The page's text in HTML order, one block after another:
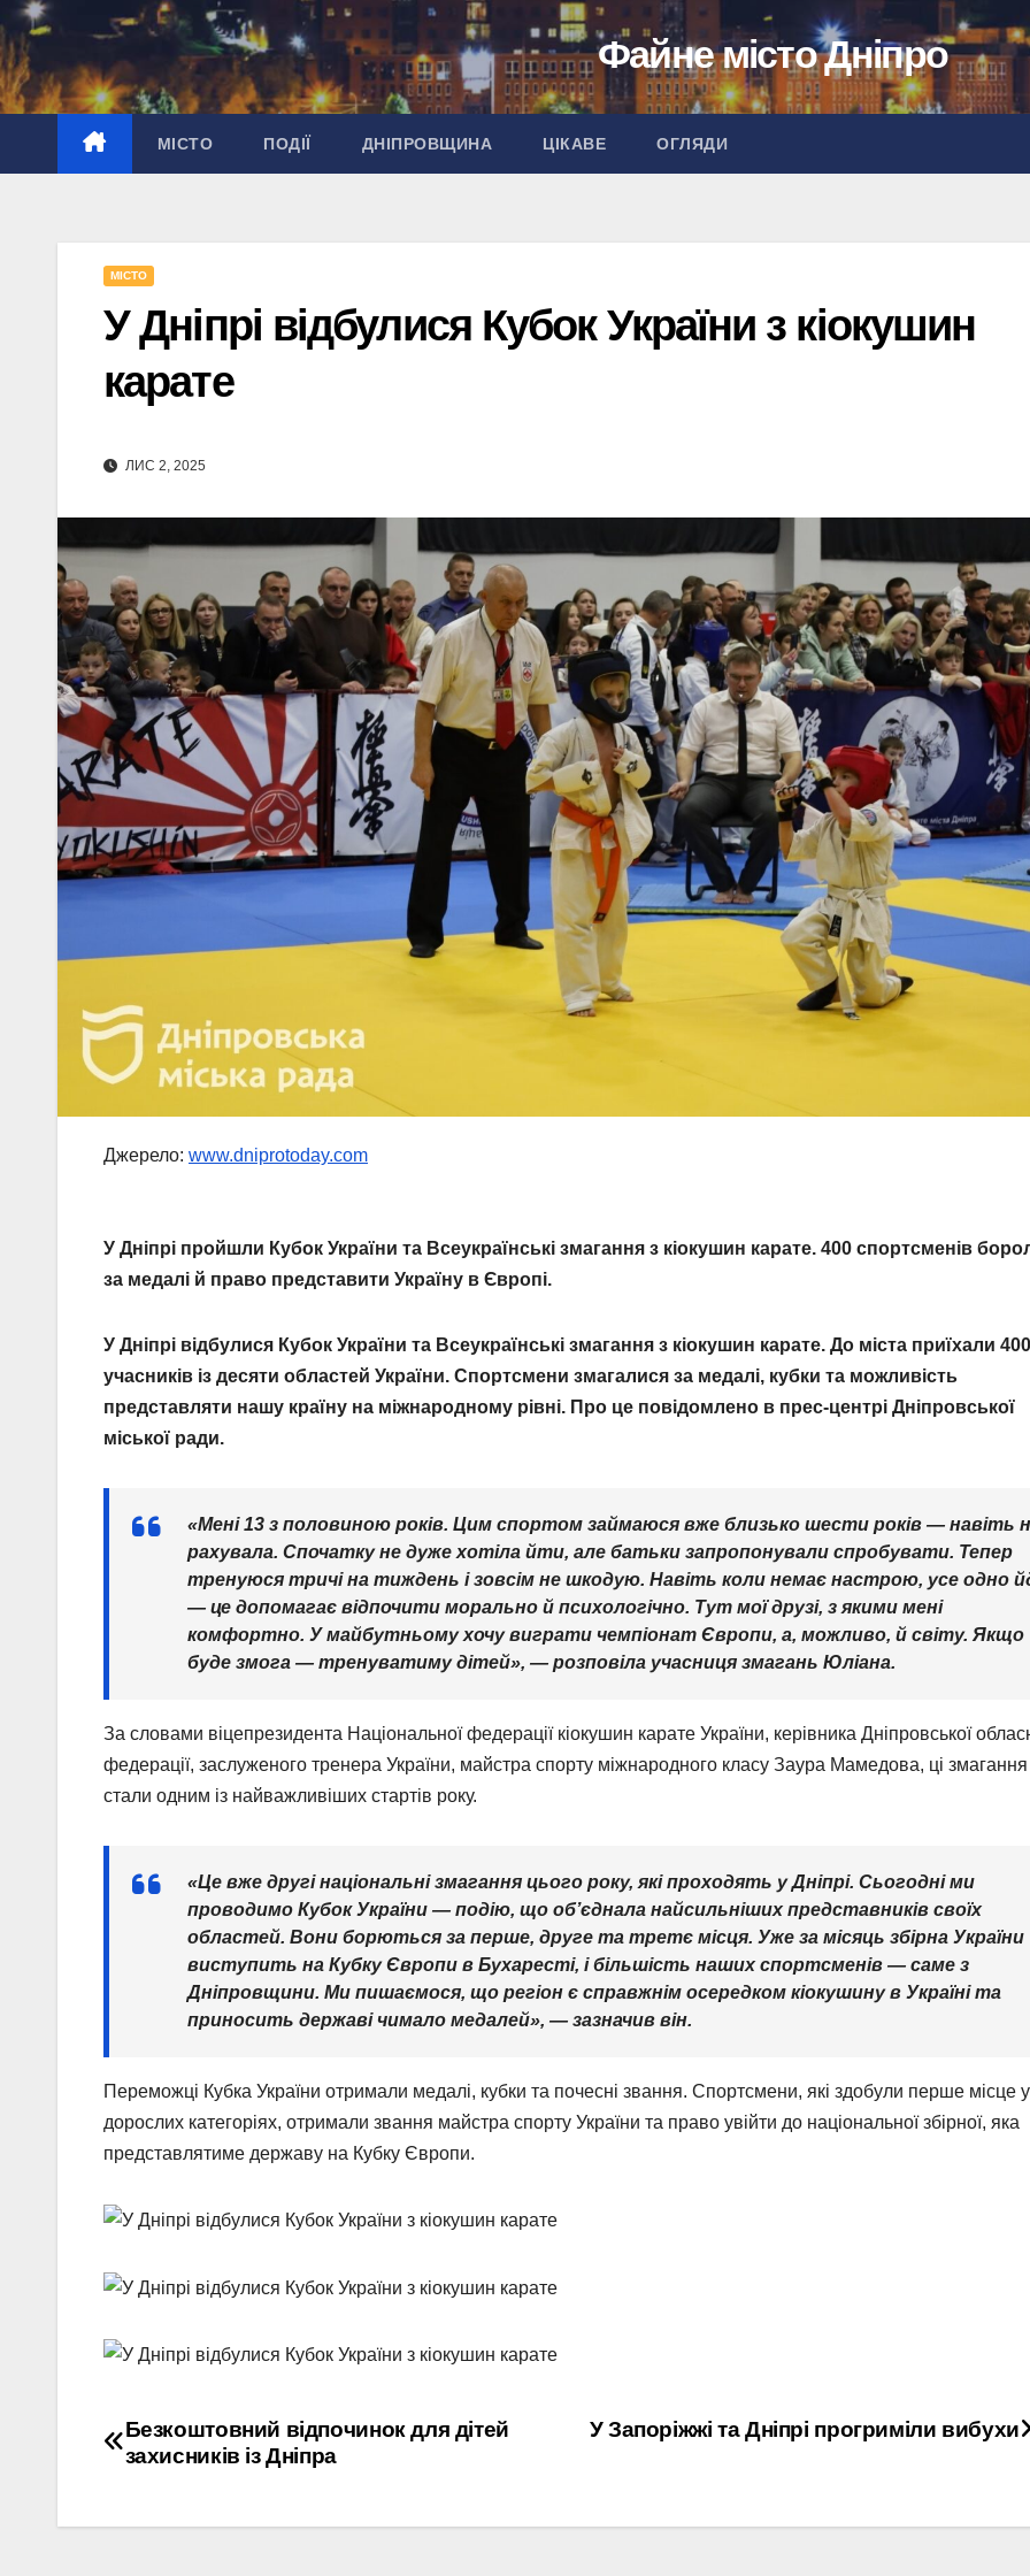
Перейти
до
вмісту
Файне місто Дніпро
МІСТО ПОДІЇ ДНІПРОВЩИНА ЦІКАВЕ ОГЛЯДИ
МІСТО
У Дніпрі відбулися Кубок України з кіокушин
карате
ЛИС 2, 2025
Джерело: www.dniprotoday.com
У Дніпрі пройшли Кубок України та Всеукраїнські змагання з кіокушин карате. 400 спортсменів
за медалі й право представити Україну в Європі.
У Дніпрі відбулися Кубок України та Всеукраїнські змагання з кіокушин карате. До міста приїхали 400
учасників із десяти областей України. Спортсмени змагалися за медалі, кубки та можливість
представляти нашу країну на міжнародному рівні. Про це повідомлено в прес-центрі Дніпровської
міської ради.
«Мені 13 з половиною років. Цим спортом займаюся вже близько шести років — навіть
рахувала. Спочатку не дуже хотіла йти, але батьки запропонували спробувати. Тепер
тренуюся тричі на тиждень і зовсім не шкодую. Навіть коли немає настрою, усе одно
— це допомагає відпочити морально й психологічно. Тут мої друзі, з якими мені
комфортно. У майбутньому хочу виграти чемпіонат Європи, а, можливо, й світу. Якщо
буде змога — тренуватиму дітей», — розповіла учасниця змагань Юліана.
За словами віцепрезидента Національної федерації кіокушин карате України, керівника Дніпровської
федерації, заслуженого тренера України, майстра спорту міжнародного класу Заура Мамедова, ці змагання
стали одним із найважливіших стартів року.
«Це вже другі національні змагання цього року, які проходять у Дніпрі. Сьогодні ми
проводимо Кубок України — подію, що об’єднала найсильніших представників своїх
областей. Вони борються за перше, друге та третє місця. Уже за місяць збірна України
виступить на Кубку Європи в Бухаресті, і більшість наших спортсменів — саме з
Дніпровщини. Ми пишаємося, що регіон є справжнім осередком кіокушину в Україні та
приносить державі чимало медалей», — зазначив він.
Переможці Кубка України отримали медалі, кубки та почесні звання. Спортсмени, які здобули перше місце у
дорослих категоріях, отримали звання майстра спорту України та право увійти до національної збірної, яка
представлятиме державу на Кубку Європи.
Навігація
У Запоріжжі та Дніпрі прогриміли вибухи
Безкоштовний відпочинок для дітей
захисників із Дніпра